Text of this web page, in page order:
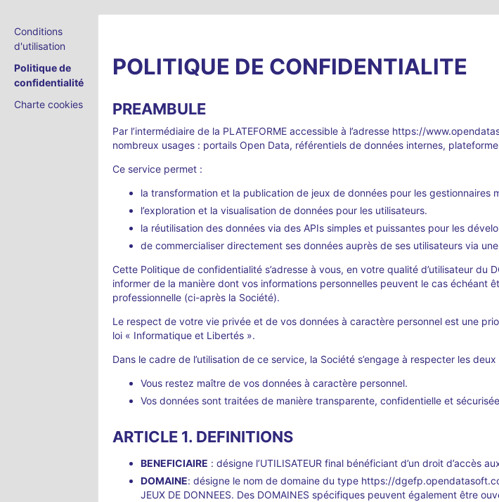
Conditions
d'utilisation
Politique de
confidentialité
Charte cookies
POLITIQUE DE CONFIDENTIALITE
PREAMBULE
Par l’intermédiaire de la PLATEFORME accessible à l’adresse https://
nombreux usages : portails Open Data, référentiels de données internes,
Ce service permet :
la transformation et la publication de jeux de données pour les gestionnaires
l’exploration et la visualisation de données pour les utilisateurs.
la réutilisation des données via des APIs simples et puissantes pour les
de commercialiser directement ses données auprès de ses utilisateurs via
Cette Politique de confidentialité s’adresse à vous, en votre qualité d’utilisateur
informer de la manière dont vos informations personnelles peuvent le cas échéant
professionnelle (ci-après la Société).
Le respect de votre vie privée et de vos données à caractère personnel est une
loi « Informatique et Libertés ».
Dans le cadre de l’utilisation de ce service, la Société s’engage à respecter les
Vous restez maître de vos données à caractère personnel.
Vos données sont traitées de manière transparente, confidentielle et
ARTICLE 1. DEFINITIONS
BENEFICIAIRE : désigne l’UTILISATEUR final bénéficiant d’un droit d’accès
DOMAINE: désigne le nom de domaine du type https://
JEUX DE DONNEES. Des DOMAINES spécifiques peuvent également être